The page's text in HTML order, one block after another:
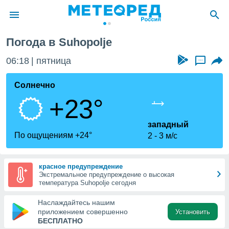
о
Вы можете
к этому
доступ
Погода в Suhopolje
06:18 пятница ...
Солнечно
+23°
По ощущениям +24°
западный
2
3 м/с
красное предупреждение
Экстремальное предупреждение о высокая
температура Suhopolje сегодня
Наслаждайтесь нашим
приложением совершенно
БЕСПЛАТНО
Установить